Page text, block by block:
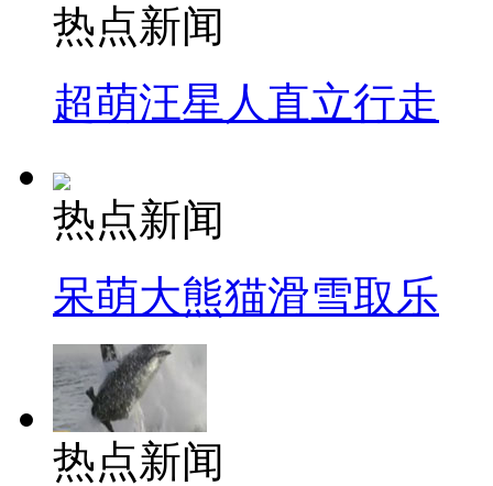
热点新闻
超萌汪星人直立行走
热点新闻
呆萌大熊猫滑雪取乐
热点新闻